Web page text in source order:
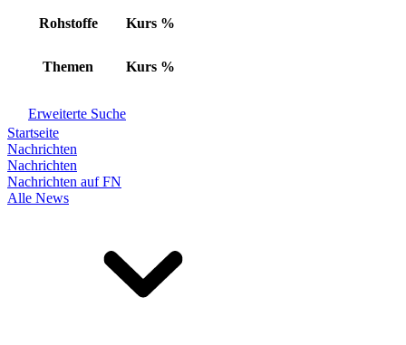
Rohstoffe Kurs %
Themen Kurs %
Erweiterte Suche
Startseite
Nachrichten
Nachrichten
Nachrichten auf FN
Alle News